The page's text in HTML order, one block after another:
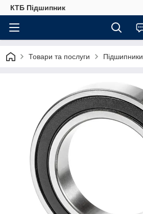
КТБ Підшипник
Товари та послуги Підшипники